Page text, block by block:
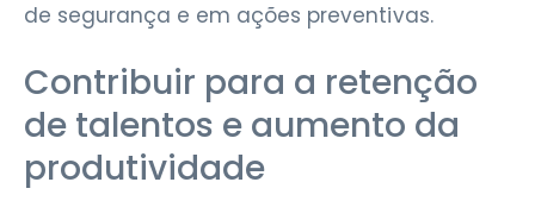
de segurança e em ações preventivas.
Contribuir para a retenção
de talentos e aumento da
produtividade